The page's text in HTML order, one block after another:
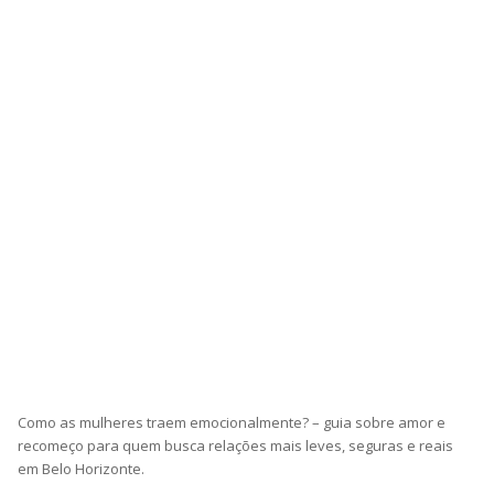
Como as mulheres traem emocionalmente? – guia sobre amor e
recomeço para quem busca relações mais leves, seguras e reais
em Belo Horizonte.